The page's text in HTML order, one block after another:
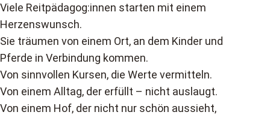
Viele Reitpädagog:innen starten mit einem
Herzenswunsch.
Sie träumen von einem Ort, an dem Kinder und
Pferde in Verbindung kommen.
Von sinnvollen Kursen, die Werte vermitteln.
Von einem Alltag, der erfüllt – nicht auslaugt.
Von einem Hof, der nicht nur schön aussieht,